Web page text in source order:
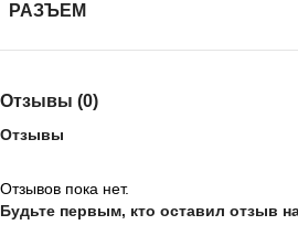
РАЗЪЕМ
Отзывы (0)
Отзывы
Отзывов пока нет.
Будьте первым, кто оставил отзыв